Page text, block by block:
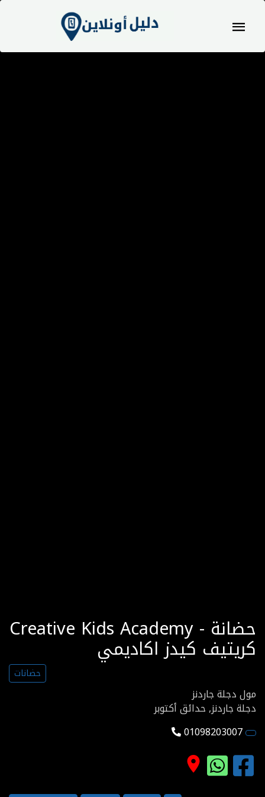
Creative Kids Academy - حضانة
كريتيف كيدز اكاديمي
حضانات
مول دجلة جاردنز
دجلة جاردنز, حدائق أكتوبر
01098203007
place